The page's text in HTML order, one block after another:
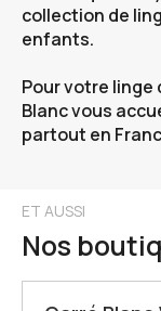
collection de
enfants.
Pour votre linge
Blanc vous
partout en
ET AUSSI
Nos